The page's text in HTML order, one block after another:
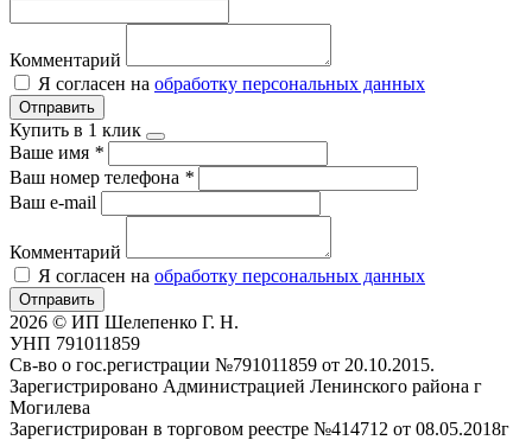
Комментарий
Я согласен на обработку персональных данных
Отправить
Купить в 1 клик
Ваше имя *
Ваш номер телефона *
Ваш e-mail
Комментарий
Я согласен на обработку персональных данных
Отправить
2026 © ИП Шелепенко Г. Н.
УНП 791011859
Св-во о гос.регистрации №791011859 от 20.10.2015.
Зарегистрировано Администрацией Ленинского района г
Могилева
Зарегистрирован в торговом реестре №414712 от 08.05.2018г